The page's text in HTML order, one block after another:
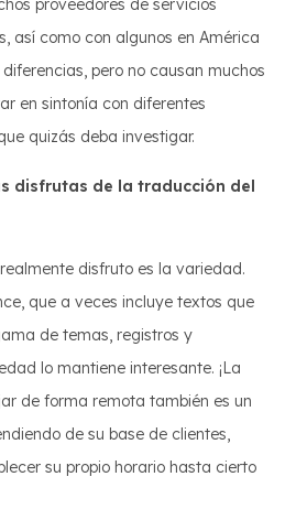
proveedores de servicios
así como con algunos en América
pero no causan muchos
en sintonía con diferentes
quizás deba investigar.
disfrutas de la traducción del
disfruto es la variedad.
que a veces incluye textos que
de temas, registros y
lo mantiene interesante. ¡La
de forma remota también es un
de su base de clientes,
su propio horario hasta cierto